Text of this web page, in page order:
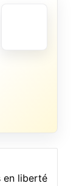
en liberté